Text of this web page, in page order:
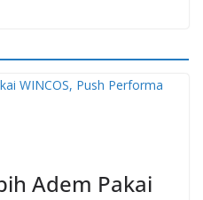
Adem Pakai